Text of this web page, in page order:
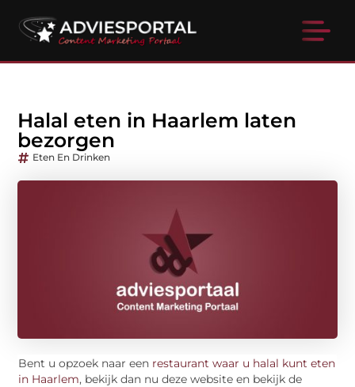
Halal eten in Haarlem laten
bezorgen
Eten En Drinken
Bent u opzoek naar een restaurant waar u halal kunt eten
in Haarlem, bekijk dan nu deze website en bekijk de